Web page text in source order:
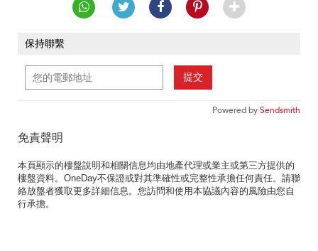
保持聯繫
提交
Powered bySendsmith
免責聲明
本頁顯示的樓盤說明和相關信息均由地產代理或業主或第三方提供的
樓盤資料。OneDay不保證或對其準確性或完整性承擔任何責任。請聯
絡放盤者獲取更多詳細信息。您訪問和使用本協議內容的風險由您自
行承擔。